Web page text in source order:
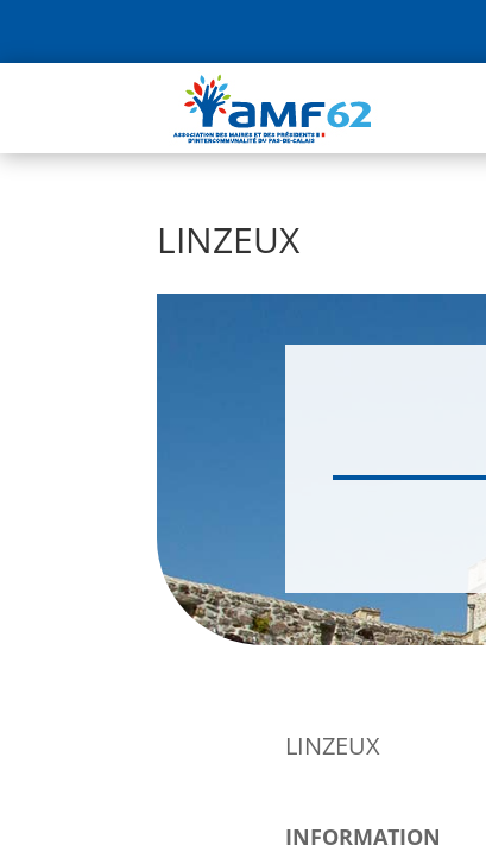
LINZEUX
LINZEUX
INFORMATION